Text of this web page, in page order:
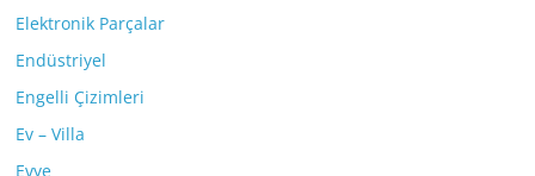
Elektronik Parçalar
Endüstriyel
Engelli Çizimleri
Ev – Villa
Evye